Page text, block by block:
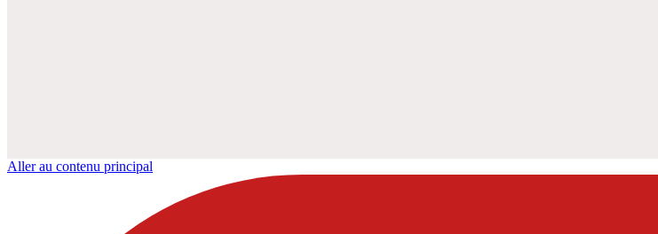
Aller au contenu principal